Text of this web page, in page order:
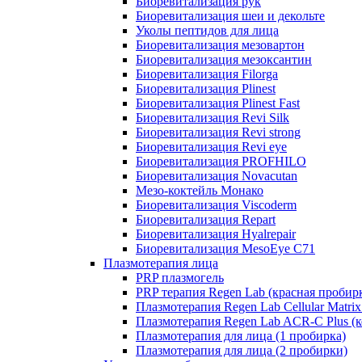
Биоревитализация шеи и декольте
Уколы пептидов для лица
Биоревитализация мезовартон
Биоревитализация мезоксантин
Биоревитализация Filorga
Биоревитализация Plinest
Биоревитализация Plinest Fast
Биоревитализация Revi Silk
Биоревитализация Revi strong
Биоревитализация Revi eye
Биоревитализация PROFHILO
Биоревитализация Novacutan
Мезо-коктейль Монако
Биоревитализация Viscoderm
Биоревитализация Repart
Биоревитализация Hyalrepair
Биоревитализация MesoEye C71
Плазмотерапия лица
PRP плазмогель
PRP терапия Regen Lab (красная
Плазмотерапия Regen Lab Cellular
Плазмотерапия Regen Lab ACR-C Plus
Плазмотерапия для лица (1 пробирка)
Плазмотерапия для лица (2 пробирки)